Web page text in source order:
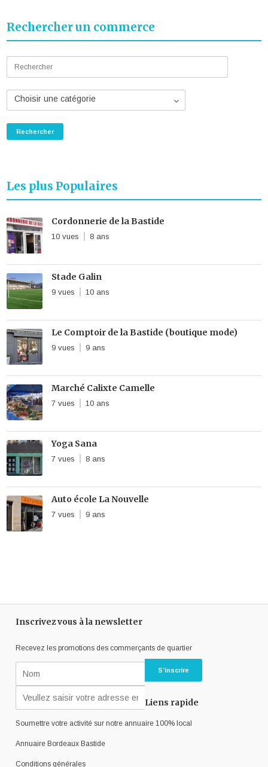
Rechercher un commerce
Choisir une catégorie
Les plus Populaires
Cordonnerie de la Bastide
10 vues 8 ans
Stade Galin
9 vues 10 ans
Le Comptoir de la Bastide (boutique mode)
9 vues 9 ans
Marché Calixte Camelle
7 vues 10 ans
Yoga Sana
7 vues 8 ans
Auto école La Nouvelle
7 vues 9 ans
Inscrivez vous à la newsletter
Recevez les promotions des commerçants de quartier
Liens rapide
Soumettre votre activité sur notre annuaire 100% local
Annuaire Bordeaux Bastide
Conditions générales